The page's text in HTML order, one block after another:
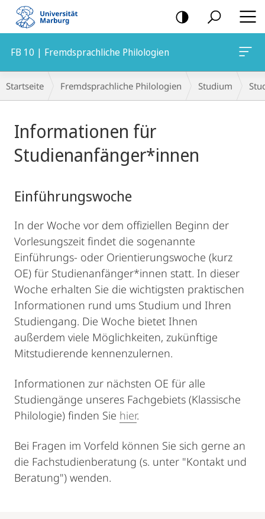
Mobile-
Navigation
FB 10 | Fremdsprachliche Philologien
Breadcrumb-
Navigation
Startseite Fremdsprachliche Philologien Studium
Informationen für
Studienanfänger*innen
Einführungswoche
In der Woche vor dem offiziellen Beginn der
Vorlesungszeit findet die sogenannte
Einführungs- oder Orientierungswoche (kurz
OE) für Studienanfänger*innen statt. In dieser
Woche erhalten Sie die wichtigsten praktischen
Informationen rund ums Studium und Ihren
Studiengang. Die Woche bietet Ihnen
außerdem viele Möglichkeiten, zukünftige
Mitstudierende kennenzulernen.
Informationen zur nächsten OE für alle
Studiengänge unseres Fachgebiets (Klassische
Philologie) finden Sie hier.
Bei Fragen im Vorfeld können Sie sich gerne an
die Fachstudienberatung (s. unter "Kontakt und
Beratung") wenden.